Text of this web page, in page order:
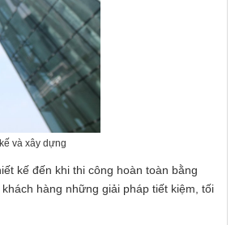
và xây dựng
kế đến khi thi công hoàn toàn bằng
hàng những giải pháp tiết kiệm, tối